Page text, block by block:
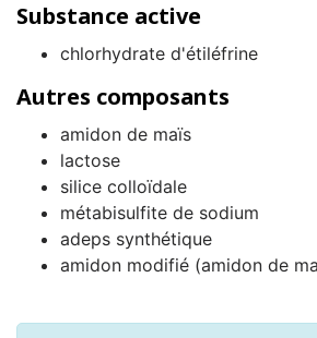
Substance active
chlorhydrate d'étiléfrine
Autres composants
amidon de maïs
lactose
silice colloïdale
métabisulfite de sodium
adeps synthétique
amidon modifié (amidon de